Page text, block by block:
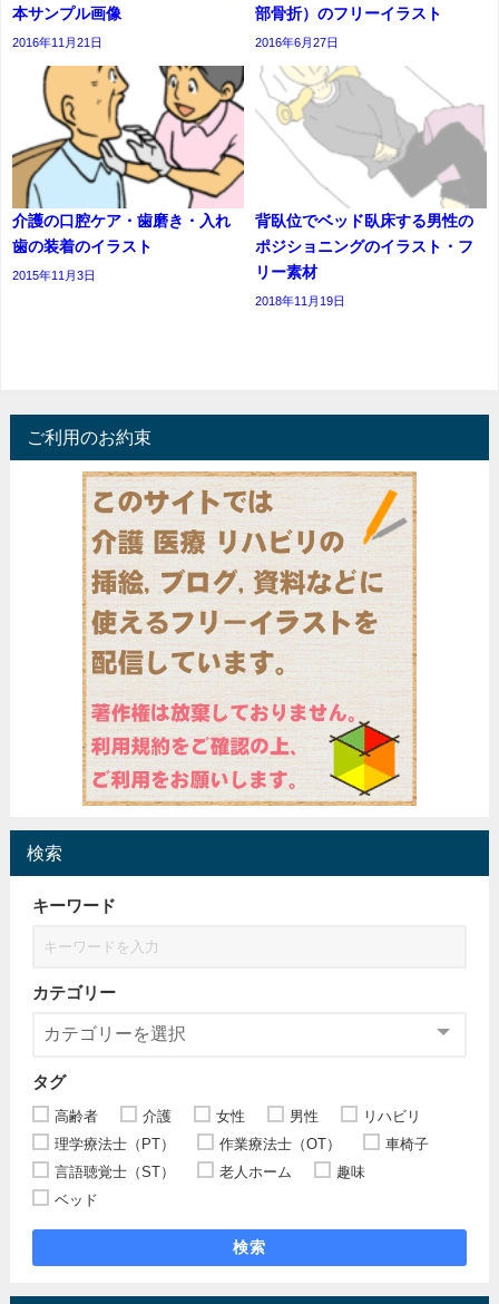
本サンプル画像
2016年11月21日
部骨折）のフリーイラスト
2016年6月27日
介護の口腔ケア・歯磨き・入れ
歯の装着のイラスト
2015年11月3日
背臥位でベッド臥床する男性の
ポジショニングのイラスト・フ
リー素材
2018年11月19日
ご利用のお約束
検索
キーワード
カテゴリー
タグ
高齢者 介護 女性 男性
リハビリ
理学療法士（PT）
作業療法士（OT）
車椅子
言語聴覚士（ST）
老人ホーム
趣味
ベッド
検索